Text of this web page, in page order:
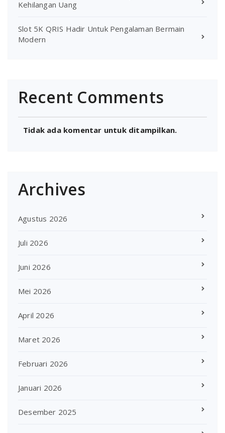
Kehilangan Uang
Slot 5K QRIS Hadir Untuk Pengalaman Bermain
Modern
Recent Comments
Tidak ada komentar untuk ditampilkan.
Archives
Agustus 2026
Juli 2026
Juni 2026
Mei 2026
April 2026
Maret 2026
Februari 2026
Januari 2026
Desember 2025